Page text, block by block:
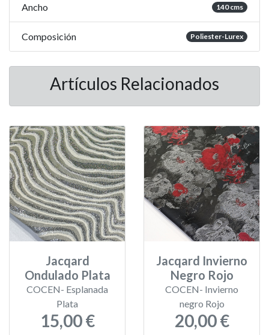
Ancho 140 cms
Composición Poliester-Lurex
Artículos Relacionados
Jacqard
Ondulado Plata
COCEN- Esplanada
Plata
15,00 €
Jacqard Invierno
Negro Rojo
COCEN- Invierno
negro Rojo
20,00 €